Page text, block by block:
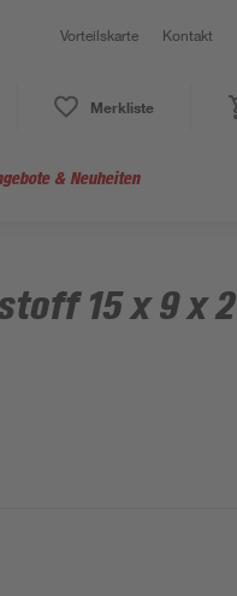
Vorteilskarte Kontakt
Merkliste
& Neuheiten
15 x 9 x 2